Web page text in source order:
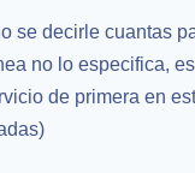
se decirle cuantas
no lo especifica,
de primera en